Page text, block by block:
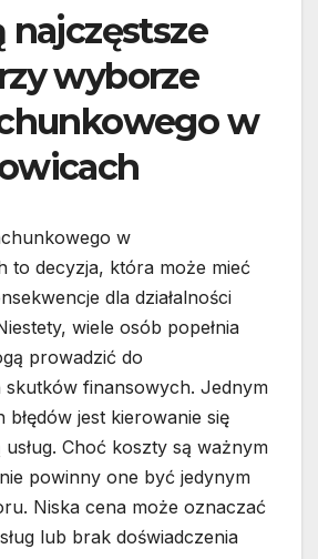
najczęstsze
wyborze
w
w
to decyzja, która może mieć
dla działalności
wiele osób popełnia
prowadzić do
finansowych. Jednym
błędów jest kierowanie się
usług. Choć koszty są ważnym
powinny one być jedynym
Niska cena może oznaczać
lub brak doświadczenia